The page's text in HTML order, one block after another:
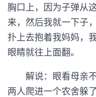
胸口上，因为子弹从
来，然后我就一下子
扑上去抱着我妈妈，
眼睛就往上面翻。
解说：眼看母亲不
两人爬进一个农舍躲